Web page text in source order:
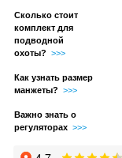
Сколько стоит
комплект для
подводной
охоты?
>>>
Как узнать размер
манжеты?
>>>
Важно знать о
регуляторах >>>